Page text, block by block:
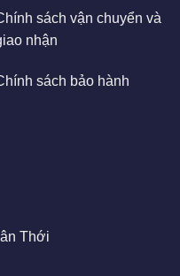
sách vận chuyển và
nhận
sách bảo hành
Thới